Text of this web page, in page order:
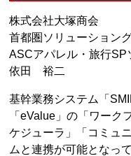
株式会社大塚商会
首都圏ソリューション
ASCアパレル・旅行SP
依田 裕二
基幹業務システム「
「eValue」の「ワーク
ケジューラ」「コミュ
ムと連携が可能となっ